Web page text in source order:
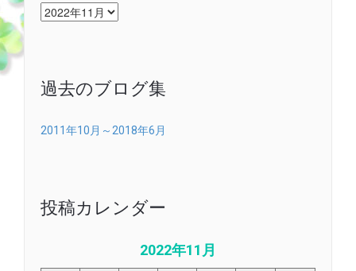
月
別
過去のブログ集
2011年10月～2018年6月
投稿カレンダー
2022年11月